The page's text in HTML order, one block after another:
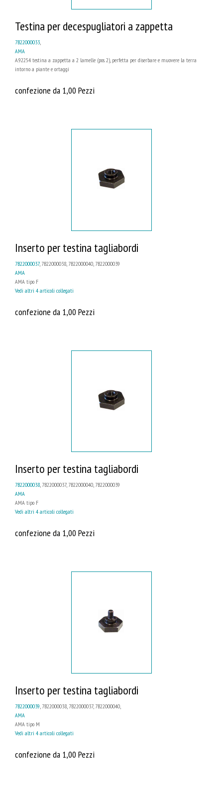
Testina per decespugliatori a zappetta
7B22000033,
AMA
A.92254 testina a zappetta a 2 lamelle (pos. 2), perfetta per diserbare e muovere la terra
intorno a piante e ortaggi
confezione da 1,00 Pezzi
Inserto per testina tagliabordi
7B22000037, 7B22000038, 7B22000040, 7B22000039
AMA
AMA tipo F
Vedi altri 4 articoli collegati
confezione da 1,00 Pezzi
Inserto per testina tagliabordi
7B22000038, 7B22000037, 7B22000040, 7B22000039
AMA
AMA tipo F
Vedi altri 4 articoli collegati
confezione da 1,00 Pezzi
Inserto per testina tagliabordi
7B22000039 , 7B22000038, 7B22000037, 7B22000040,
AMA
AMA tipo M
Vedi altri 4 articoli collegati
confezione da 1,00 Pezzi